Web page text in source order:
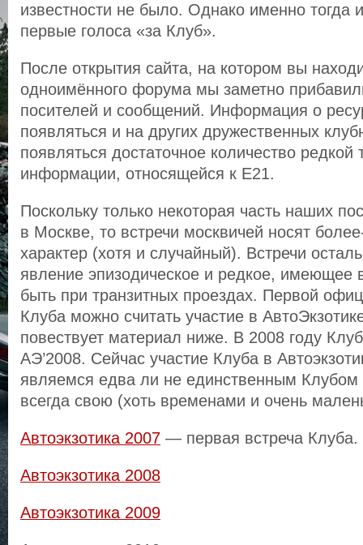
известности не было. Однако именно тогда
первые голоса «за Клуб».
После открытия сайта, на котором вы
одноимённого форума мы заметно
посителей и сообщений. Информация о
появляться и на других дружественных
появляться достаточное количество редкой
информации, относящейся к Е21.
Поскольку только некоторая часть наших
в Москве, то встречи москвичей носят
характер (хотя и случайный). Встречи
явление эпизодическое и редкое, имеющее
быть при транзитных проездах. Первой
Клуба можно считать участие в
повествует материал ниже. В 2008 году
АЭ’2008. Сейчас участие Клуба в
являемся едва ли не единственным
всегда свою (хоть временами и очень
Автоэкзотика 2007 — первая встреча Клуба.
Автоэкзотика 2008
Автоэкзотика 2009